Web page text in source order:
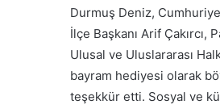
Durmuş Deniz,
İlçe Başkanı Arif
Ulusal ve Uluslararası
bayram hediyesi olarak
teşekkür etti. Sosyal ve